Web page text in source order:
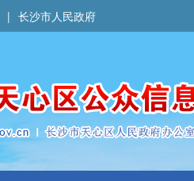
| 长沙市人民政府